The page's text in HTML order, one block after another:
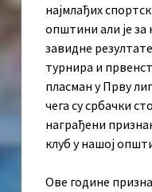
најмлађих
општини али је за
завидне
турнира и
пласман у Прву
чега су србачки
награђени
клуб у нашој
Ове године